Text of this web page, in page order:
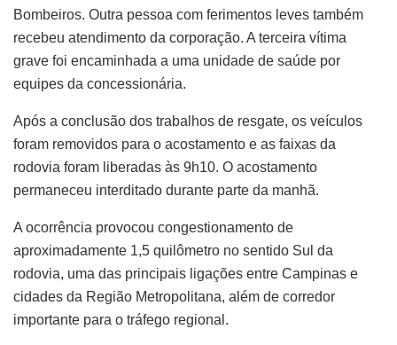
Bombeiros. Outra pessoa com ferimentos leves também
recebeu atendimento da corporação. A terceira vítima
grave foi encaminhada a uma unidade de saúde por
equipes da concessionária.
Após a conclusão dos trabalhos de resgate, os veículos
foram removidos para o acostamento e as faixas da
rodovia foram liberadas às 9h10. O acostamento
permaneceu interditado durante parte da manhã.
A ocorrência provocou congestionamento de
aproximadamente 1,5 quilômetro no sentido Sul da
rodovia, uma das principais ligações entre Campinas e
cidades da Região Metropolitana, além de corredor
importante para o tráfego regional.